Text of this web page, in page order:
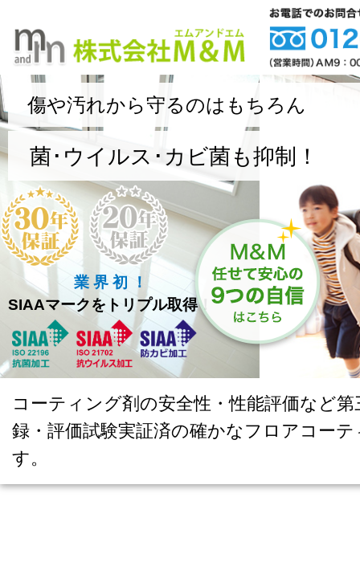
傷や汚れから守るのはもちろん
菌･ウイルス･カビ菌も抑制！
業 界 初 ！
SIAAマークをトリプル取得！
コーティング剤の安全性・性能評価など
録・評価試験実証済の確かなフロアコー
す。